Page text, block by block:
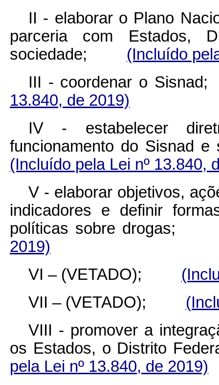
II - elaborar o Plano
parceria com Estados,
sociedade; (Incluído
III - coordenar
13.840, de 2019)
IV - estabelecer
funcionamento do
(Incluído pela Lei nº 13.840,
V - elaborar objetivos,
indicadores e definir
políticas sobre
2019)
VI – (VETADO);
VII – (VETADO);
VIII - promover a
os Estados, o Distrito
pela Lei nº 13.840, de 2019)